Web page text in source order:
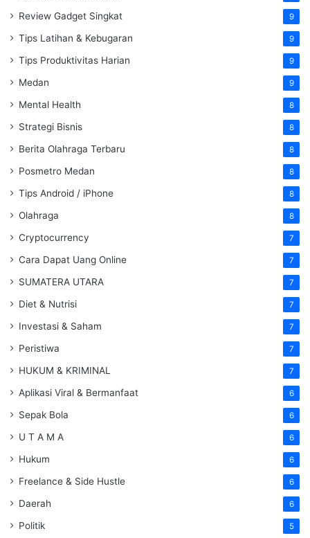
Review Gadget Singkat 9
Tips Latihan & Kebugaran 9
Tips Produktivitas Harian 9
Medan 9
Mental Health 8
Strategi Bisnis 8
Berita Olahraga Terbaru 8
Posmetro Medan 8
Tips Android / iPhone 8
Olahraga 8
Cryptocurrency 7
Cara Dapat Uang Online 7
SUMATERA UTARA 7
Diet & Nutrisi 7
Investasi & Saham 7
Peristiwa 7
HUKUM & KRIMINAL 7
Aplikasi Viral & Bermanfaat 6
Sepak Bola 6
U T A M A 6
Hukum 6
Freelance & Side Hustle 6
Daerah 6
Politik 5